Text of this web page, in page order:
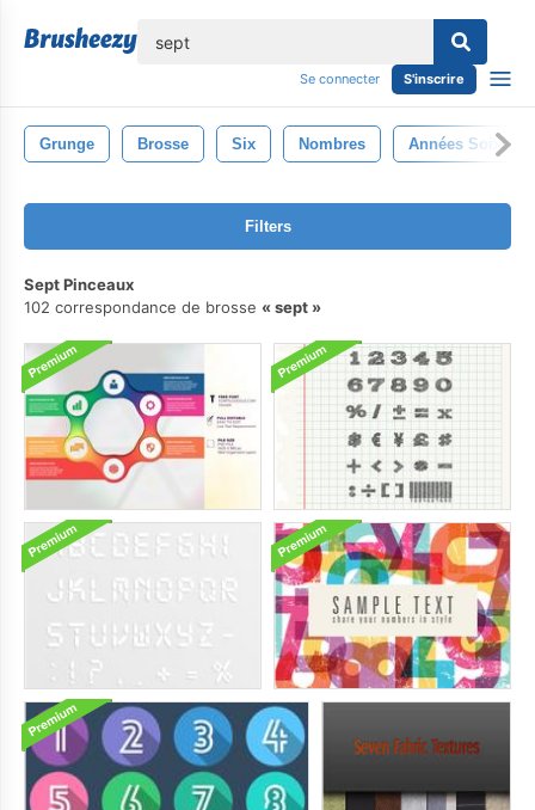
Se connecter S'inscrire
Grunge Brosse Six Nombres Années
Filters
Sept Pinceaux
102 correspondance de brosse
sept